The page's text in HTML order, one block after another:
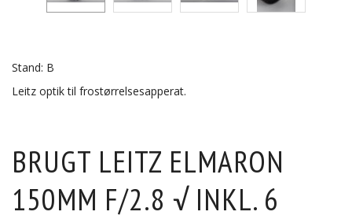
Stand: B
Leitz optik til frostørrelsesapperat.
BRUGT LEITZ ELMARON
150MM F/2.8 √ INKL. 6